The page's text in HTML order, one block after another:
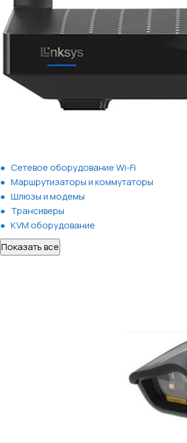
Сетевое оборудование Wi-Fi
Маршрутизаторы и коммутаторы
Шлюзы и модемы
Трансиверы
KVM оборудование
Показать все